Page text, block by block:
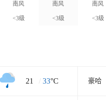
南风
<3级
南风
<3级
南风
<3级
21 / 33°C 豪哈